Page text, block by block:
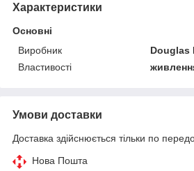
Характеристики
Основні
Виробник
Douglas
Властивості
Умови доставки
Доставка здійснюється тільки по
Нова Пошта